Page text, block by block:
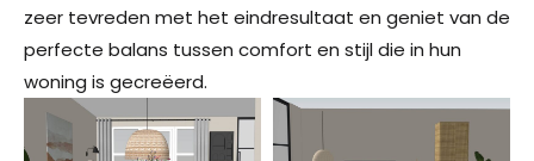
zeer tevreden met het eindresultaat en geniet van de
perfecte balans tussen comfort en stijl die in hun
woning is gecreëerd.